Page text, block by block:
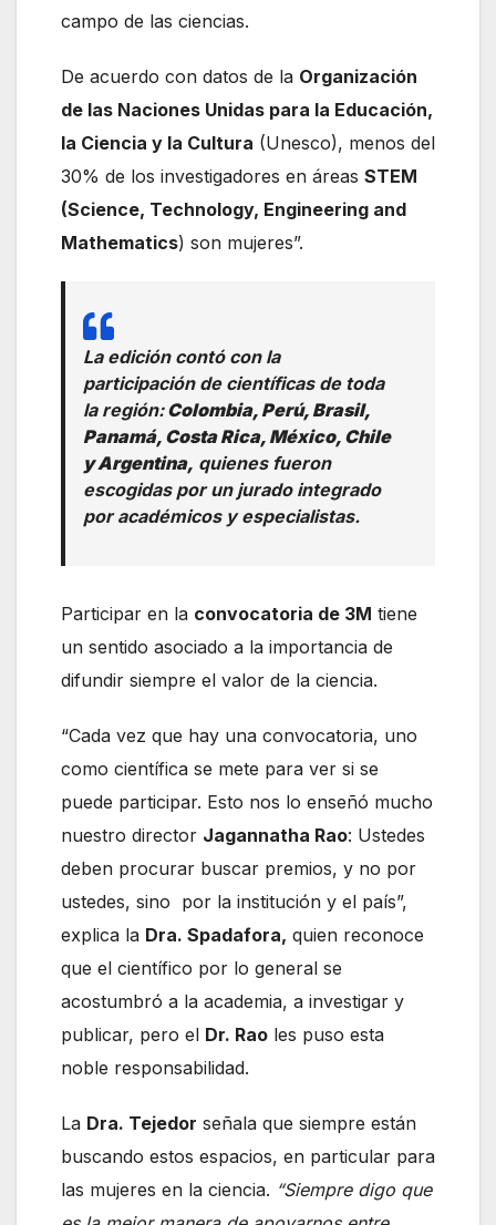
campo de las ciencias.
De acuerdo con datos de la Organización
de las Naciones Unidas para la Educación,
la Ciencia y la Cultura (Unesco), menos del
30% de los investigadores en áreas STEM
(Science, Technology, Engineering and
Mathematics) son mujeres”.
La edición contó con la
participación de científicas de toda
la región:Colombia, Perú, Brasil,
Panamá, Costa Rica, México, Chile
y Argentina, quienes fueron
escogidas por un jurado integrado
por académicos y especialistas.
Participar en la convocatoria de 3M tiene
un sentido asociado a la importancia de
difundir siempre el valor de la ciencia.
“Cada vez que hay una convocatoria, uno
como científica se mete para ver si se
puede participar. Esto nos lo enseñó mucho
nuestro director Jagannatha Rao: Ustedes
deben procurar buscar premios, y no por
ustedes, sino por la institución y el país”,
explica la Dra. Spadafora, quien reconoce
que el científico por lo general se
acostumbró a la academia, a investigar y
publicar, pero el Dr. Rao les puso esta
noble responsabilidad.
La Dra. Tejedor señala que siempre están
buscando estos espacios, en particular para
las mujeres en la ciencia. “Siempre digo que